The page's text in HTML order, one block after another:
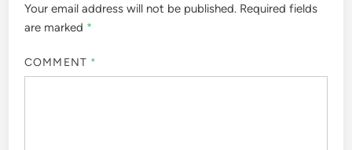
Your email address will not be published. Required fields
are marked *
COMMENT *